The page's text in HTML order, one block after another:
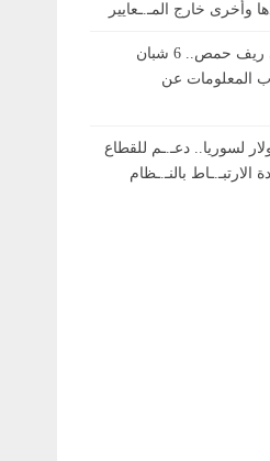
وأخرى خارج المـ.ـعايير
قـ.ـنبلة على منزل في ريف حمص.. 6 شبان
المعلومات عن
مليون دولار لسوريا.. دعـ.ـم للقطاع
الارتبـ.ـاط بالنـ.ـظام